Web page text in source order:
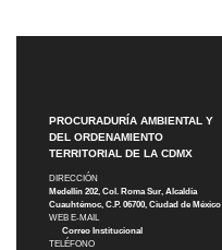
PROCURADURÍA AMBIENTAL Y
DEL ORDENAMIENTO
TERRITORIAL DE LA CDMX
DIRECCIÓN
Medellín 202, Col. Roma Sur, Alcaldía
Cuauhtémoc, C.P. 06700, Ciudad de México
WEB E-MAIL
Correo Institucional
TELÉFONO